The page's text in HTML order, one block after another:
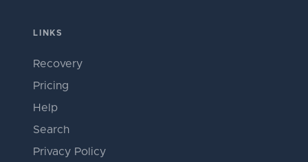
LINKS
Recovery
Pricing
Help
Search
Privacy Policy